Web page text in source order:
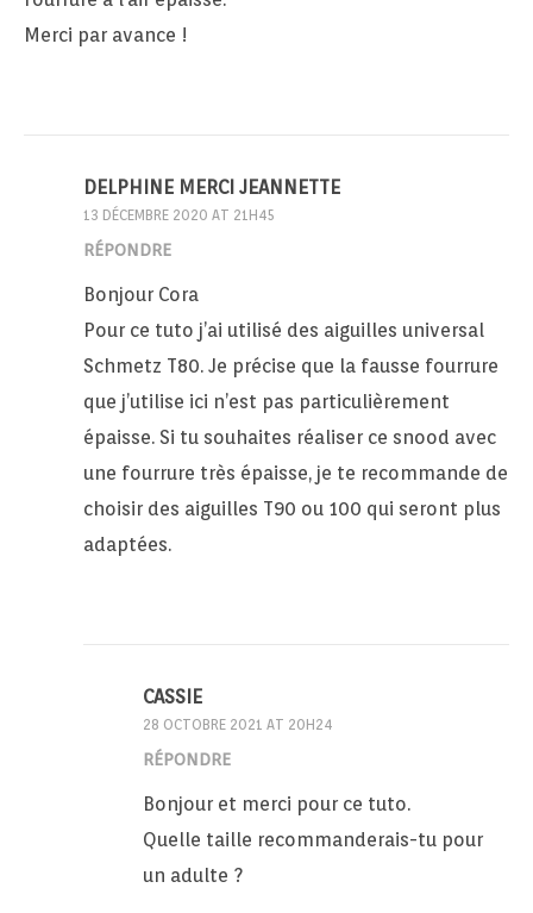
Merci par avance !
DELPHINE MERCI JEANNETTE
13 DÉCEMBRE 2020 AT 21H45
RÉPONDRE
Bonjour Cora
Pour ce tuto j’ai utilisé des aiguilles universal
Schmetz T80. Je précise que la fausse fourrure
que j’utilise ici n’est pas particulièrement
épaisse. Si tu souhaites réaliser ce snood avec
une fourrure très épaisse, je te recommande de
choisir des aiguilles T90 ou 100 qui seront plus
adaptées.
CASSIE
28 OCTOBRE 2021 AT 20H24
RÉPONDRE
Bonjour et merci pour ce tuto.
Quelle taille recommanderais-tu pour
un adulte ?